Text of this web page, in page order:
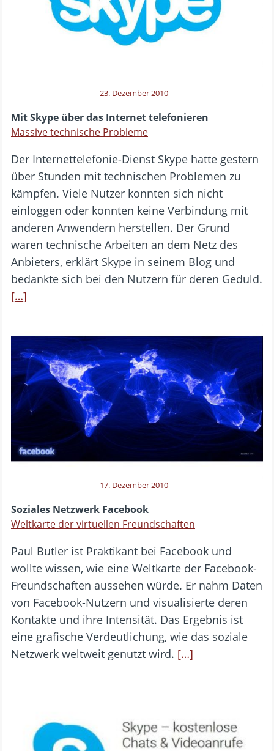
23. Dezember 2010
Mit Skype über das Internet telefonieren
Massive technische Probleme
Der Internettelefonie-Dienst Skype hatte gestern
über Stunden mit technischen Problemen zu
kämpfen. Viele Nutzer konnten sich nicht
einloggen oder konnten keine Verbindung mit
anderen Anwendern herstellen. Der Grund
waren technische Arbeiten an dem Netz des
Anbieters, erklärt Skype in seinem Blog und
bedankte sich bei den Nutzern für deren Geduld.
[…]
17. Dezember 2010
Soziales Netzwerk Facebook
Weltkarte der virtuellen Freundschaften
Paul Butler ist Praktikant bei Facebook und
wollte wissen, wie eine Weltkarte der Facebook-
Freundschaften aussehen würde. Er nahm Daten
von Facebook-Nutzern und visualisierte deren
Kontakte und ihre Intensität. Das Ergebnis ist
eine grafische Verdeutlichung, wie das soziale
Netzwerk weltweit genutzt wird. […]